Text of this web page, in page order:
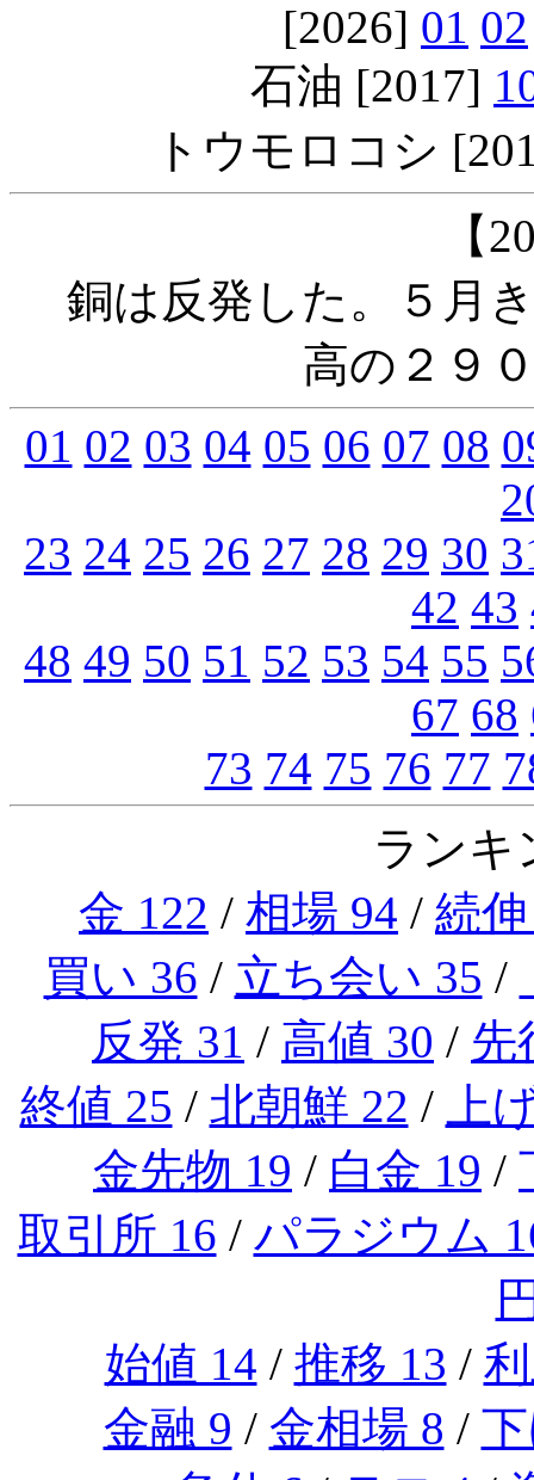
[2026] 01 02
石油 [2017]
トウモロコシ
【
銅は反発した。５月
高の２９
01 02 03 04 05 06 07 08
23 24 25 26 27 28 29 30
42 43
48 49 50 51 52 53 54 55
67 68
73 74 75 76 77
ランキ
金 122 / 相場 94 / 続
買い 36 / 立ち会い 35 /
反発 31 / 高値 30 / 先
終値 25 / 北朝鮮 22 /
上
金先物 19 / 白金 19 /
取引所 16 / パラジウム
始値 14 / 推移 13 /
金融 9 / 金相場 8 /